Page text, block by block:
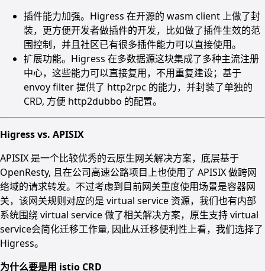
插件能力加强。Higress 在开源的 wasm client 上做了封
装，更方便开发者做插件的开发，比如做了插件生效的范
围控制，并且社区已有很多插件能力可以直接使用。
扩展功能。Higress 在多数据源这块集成了多种主流注册
中心，这些能力可以直接复用，不用重复建设；基于
envoy filter 提供了 http2rpc 的能力，并封装了单独的
CRD, 方便 http2dubbo 的配置。
Higress vs. APISIX
APISIX 是一个比较优秀的云原生网关解决方案，底层基于
OpenResty, 且在公司高速公路项目上也使用了 APISIX 做跨网
络域的请求转发。不过考虑到目前网关重度使用场景是容器网
关，该网关规则对应的是 virtual service 资源，我们也有内部
系统围绕 virtual service 做了相关解决方案，原生支持 virtual
service会简化迁移工作量, 因此从迁移便利性上看，我们选择了
Higress。
为什么要是用 istio CRD